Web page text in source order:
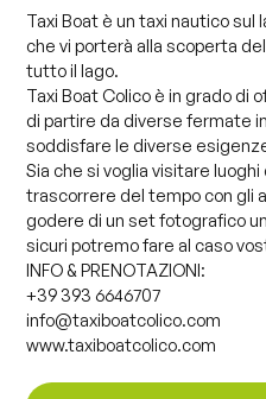
Taxi Boat è un taxi nautico sul
che vi porterà alla scoperta
tutto il lago.
Taxi Boat Colico è in grado di
di partire da diverse fermate
soddisfare le diverse
Sia che si voglia visitare
trascorrere del tempo con gli
godere di un set fotografico
sicuri potremo fare al caso
INFO & PRENOTAZIONI:
+39 393 6646707
info@taxiboatcolico.com
www.taxiboatcolico.com